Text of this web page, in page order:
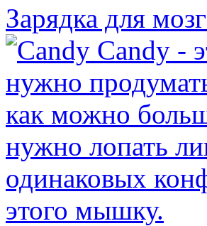
Зарядка для